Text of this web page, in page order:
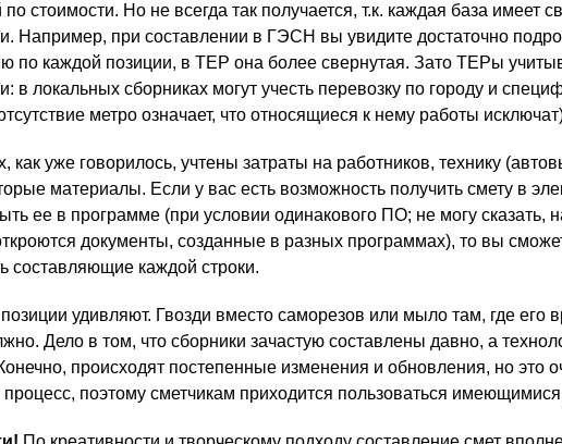
стоимости. Но не всегда так получается, т.к. каждая база имеет
Например, при составлении в ГЭСН вы увидите достаточно
по каждой позиции, в ТЕР она более свернутая. Зато ТЕРы
в локальных сборниках могут учесть перевозку по городу и
метро означает, что относящиеся к нему работы
как уже говорилось, учтены затраты на работников, технику
материалы. Если у вас есть возможность получить смету в
ее в программе (при условии одинакового ПО; не могу сказать,
документы, созданные в разных программах), то вы
составляющие каждой строки.
удивляют. Гвозди вместо саморезов или мыло там, где его
Дело в том, что сборники зачастую составлены давно, а
происходят постепенные изменения и обновления, но это
поэтому сметчикам приходится пользоваться